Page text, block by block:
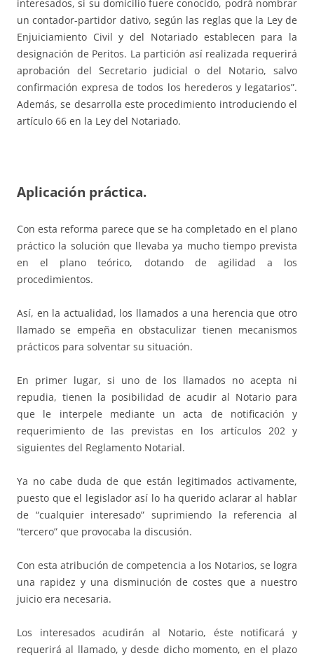
interesados, si su domicilio fuere conocido, podrá nombrar
un contador-partidor dativo, según las reglas que la Ley de
Enjuiciamiento Civil y del Notariado establecen para la
designación de Peritos. La partición así realizada requerirá
aprobación del Secretario judicial o del Notario, salvo
confirmación expresa de todos los herederos y legatarios”.
Además, se desarrolla este procedimiento introduciendo el
artículo 66 en la Ley del Notariado.
Aplicación práctica.
Con esta reforma parece que se ha completado en el plano
práctico la solución que llevaba ya mucho tiempo prevista
en el plano teórico, dotando de agilidad a los
procedimientos.
Así, en la actualidad, los llamados a una herencia que otro
llamado se empeña en obstaculizar tienen mecanismos
prácticos para solventar su situación.
En primer lugar, si uno de los llamados no acepta ni
repudia, tienen la posibilidad de acudir al Notario para
que le interpele mediante un acta de notificación y
requerimiento de las previstas en los artículos 202 y
siguientes del Reglamento Notarial.
Ya no cabe duda de que están legitimados activamente,
puesto que el legislador así lo ha querido aclarar al hablar
de “cualquier interesado” suprimiendo la referencia al
“tercero” que provocaba la discusión.
Con esta atribución de competencia a los Notarios, se logra
una rapidez y una disminución de costes que a nuestro
juicio era necesaria.
Los interesados acudirán al Notario, éste notificará y
requerirá al llamado, y desde dicho momento, en el plazo